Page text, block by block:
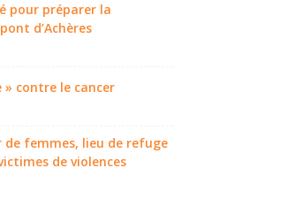
pour préparer la
d’Achères
» contre le cancer
de femmes, lieu de refuge
de violences